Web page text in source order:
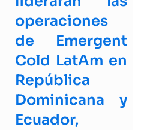
operaciones
de Emergent
Cold LatAm en
República
Dominicana y
Ecuador,